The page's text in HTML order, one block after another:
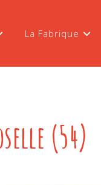
La Fabrique
(54)